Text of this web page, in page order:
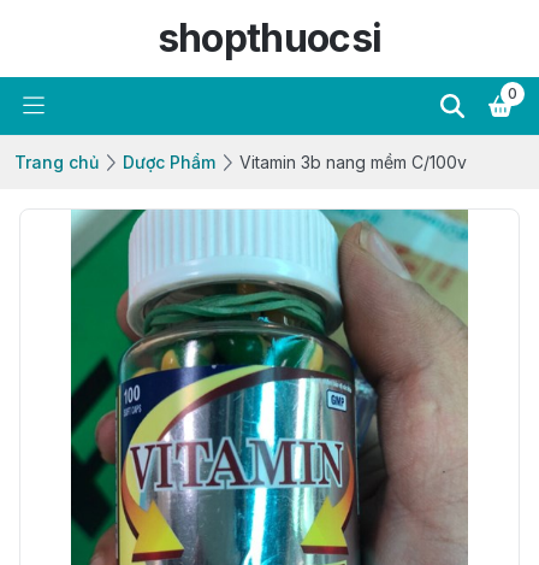
shopthuocsi
0
Trang chủ Dược Phẩm Vitamin 3b nang mềm C/100v